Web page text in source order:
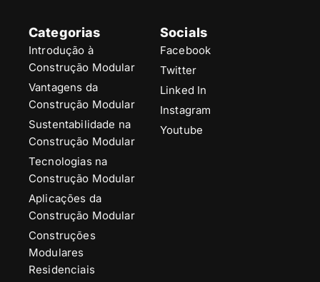
Categorias
Introdução à
Construção Modular
Vantagens da
Construção Modular
Sustentabilidade na
Construção Modular
Tecnologias na
Construção Modular
Aplicações da
Construção Modular
Construções
Modulares
Residenciais
Socials
Facebook
Twitter
Linked In
Instagram
Youtube